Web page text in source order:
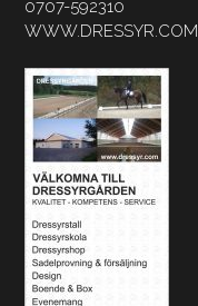
0707-592310
WWW.DRESSYR.COM